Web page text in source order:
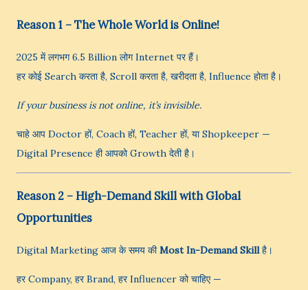
Reason 1 – The Whole World is Online!
2025 में लगभग 6.5 Billion लोग Internet पर हैं।
हर कोई Search करता है, Scroll करता है, खरीदता है, Influence होता है।
If your business is not online, it’s invisible.
चाहे आप Doctor हों, Coach हों, Teacher हों, या Shopkeeper —
Digital Presence ही आपको Growth देती है।
Reason 2 – High-Demand Skill with Global
Opportunities
Digital Marketing आज के समय की Most In-Demand Skill है।
हर Company, हर Brand, हर Influencer को चाहिए —